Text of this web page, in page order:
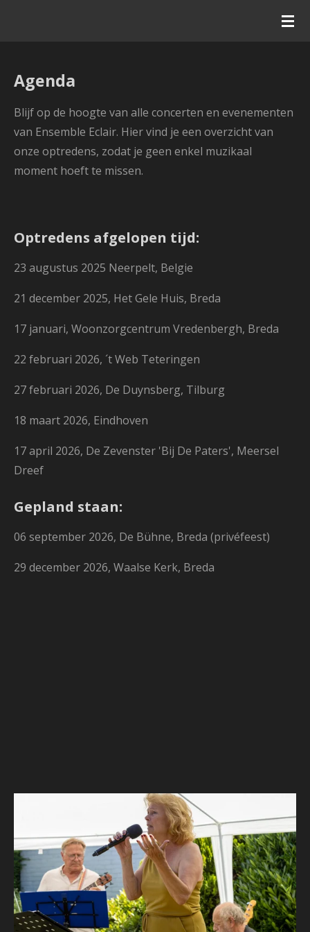
de
hoofdinhoud
Agenda
Blijf op de hoogte van alle concerten en evenementen
van Ensemble Eclair. Hier vind je een overzicht van
onze optredens, zodat je geen enkel muzikaal
moment hoeft te missen.
Optredens afgelopen tijd:
23 augustus 2025 Neerpelt, Belgie
21 december 2025, Het Gele Huis, Breda
17 januari, Woonzorgcentrum Vredenbergh, Breda
22 februari 2026, ´t Web Teteringen
27 februari 2026, De Duynsberg, Tilburg
18 maart 2026, Eindhoven
17 april 2026, De Zevenster 'Bij De Paters', Meersel
Dreef
Gepland staan:
06 september 2026, De Bühne, Breda (privéfeest)
29 december 2026, Waalse Kerk, Breda